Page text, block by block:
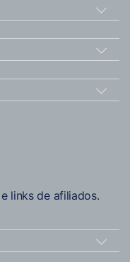
links de afiliados.